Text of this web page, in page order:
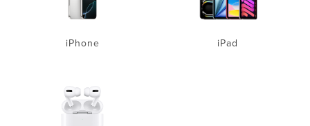
iPhone iPad